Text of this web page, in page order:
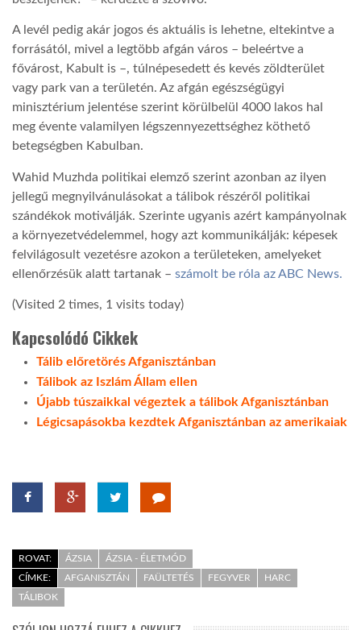
A levél pedig akár jogos és aktuális is lehetne, eltekintve a
forrásától, mivel a legtöbb afgán város – beleértve a
fővárost, Kabult is –, túlnépesedett és kevés zöldterület
vagy park van a területén. Az afgán egészségügyi
minisztérium jelentése szerint körülbelül 4000 lakos hal
meg évente valamilyen légszennyezettséghez köthető
betegségben Kabulban.
Wahid Muzhda politikai elemző szerint azonban az ilyen
jellegű megnyilvánulásokat a tálibok részéről politikai
szándékok motiválják. Szerinte ugyanis azért kampányolnak
a környezetvédelemmel, hogy azt kommunikálják: képesek
felvilágosult vezetésre azokon a területeken, amelyeket
ellenőrzésük alatt tartanak – számolt be róla az ABC News.
(Visited 2 times, 1 visits today)
Kapcsolódó Cikkek
Tálib előretörés Afganisztánban
Tálibok az Iszlám Állam ellen
Újabb túszaikkal végeztek a tálibok Afganisztánban
Légicsapásokba kezdtek Afganisztánban az amerikaiak
ROVAT: ÁZSIA
ÁZSIA - ÉLETMÓD
CÍMKE:
AFGANISZTÁN FAÜLTETÉS FEGYVER
HARC
TÁLIBOK